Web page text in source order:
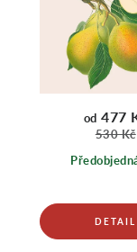
od 477
530 Kč